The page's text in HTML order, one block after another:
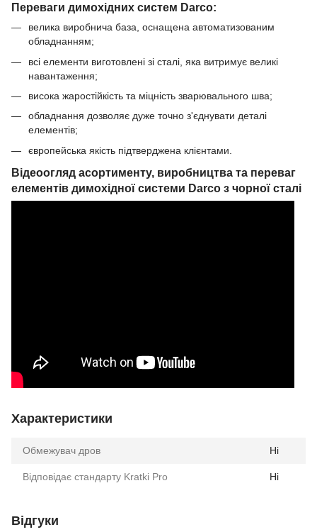
Переваги димохідних систем Darco:
велика виробнича база, оснащена автоматизованим
обладнанням;
всі елементи виготовлені зі сталі, яка витримує великі
навантаження;
висока жаростійкість та міцність зварювального шва;
обладнання дозволяє дуже точно з'єднувати деталі
елементів;
європейська якість підтверджена клієнтами.
Відеоогляд асортименту, виробництва та переваг
елементів димохідної системи Darco з чорної сталі
Характеристики
Обмежувач дров Ні
Відповідає стандарту Kratki Pro Ні
Відгуки